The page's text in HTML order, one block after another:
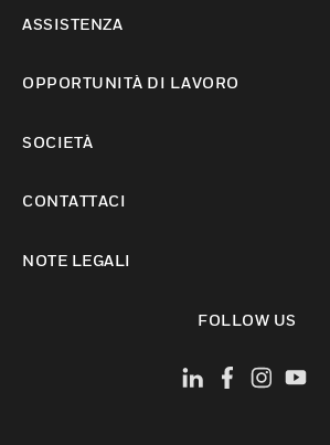
ASSISTENZA
OPPORTUNITÀ DI LAVORO
SOCIETÀ
CONTATTACI
NOTE LEGALI
FOLLOW US